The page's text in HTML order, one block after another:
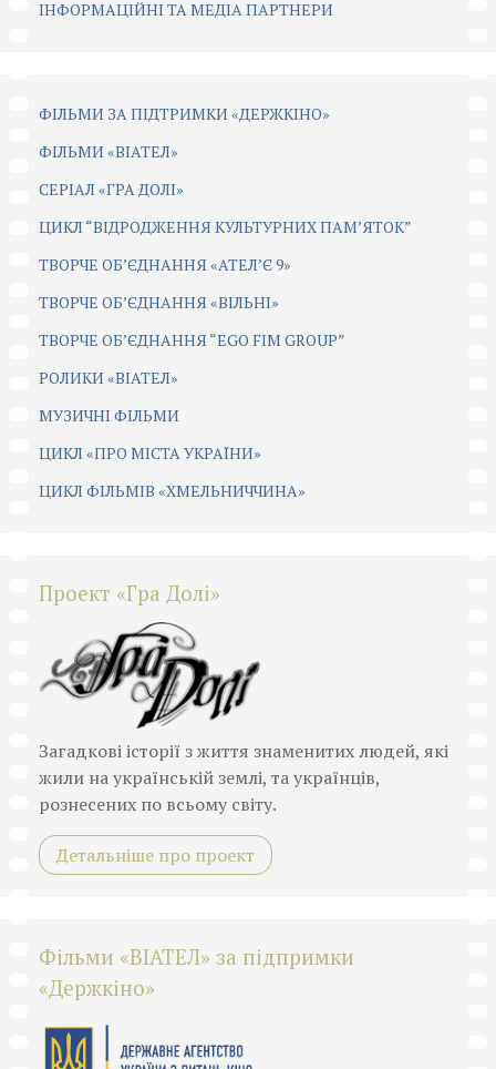
ІНФОРМАЦІЙНІ ТА МЕДІА ПАРТНЕРИ
ФІЛЬМИ ЗА ПІДТРИМКИ «ДЕРЖКІНО»
ФІЛЬМИ «ВІАТЕЛ»
СЕРІАЛ «ГРА ДОЛІ»
ЦИКЛ “ВІДРОДЖЕННЯ КУЛЬТУРНИХ ПАМ’ЯТОК”
ТВОРЧЕ ОБ’ЄДНАННЯ «АТЕЛ’Є 9»
ТВОРЧЕ ОБ’ЄДНАННЯ «ВІЛЬНІ»
ТВОРЧЕ ОБ’ЄДНАННЯ “EGO FIM GROUP”
РОЛИКИ «ВІАТЕЛ»
МУЗИЧНІ ФІЛЬМИ
ЦИКЛ «ПРО МІСТА УКРАЇНИ»
ЦИКЛ ФІЛЬМІВ «ХМЕЛЬНИЧЧИНА»
Проект «Гра Долі»
Загадкові історії з життя знаменитих людей, які
жили на українській землі, та українців,
рознесених по всьому світу.
Детальніше про проект
Фільми «ВІАТЕЛ» за підпримки
«Держкіно»